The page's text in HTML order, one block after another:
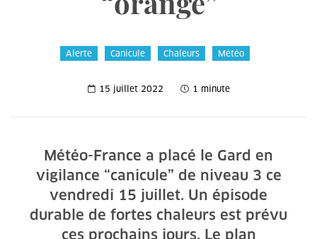
Alerte Canicule Chaleurs Météo
15 juillet 2022 1 minute
Météo-France a placé le Gard en
vigilance “canicule” de niveau 3 ce
vendredi 15 juillet. Un épisode
durable de fortes chaleurs est prévu
ces prochains jours. Le plan